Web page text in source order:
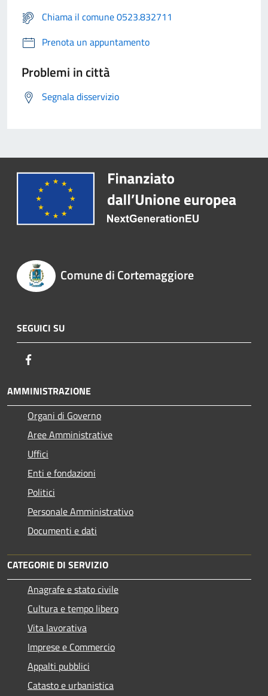
Chiama il comune 0523.832711
Prenota un appuntamento
Problemi in città
Segnala disservizio
Comune di Cortemaggiore
SEGUICI SU
AMMINISTRAZIONE
Organi di Governo
Aree Amministrative
Uffici
Enti e fondazioni
Politici
Personale Amministrativo
Documenti e dati
CATEGORIE DI SERVIZIO
Anagrafe e stato civile
Cultura e tempo libero
Vita lavorativa
Imprese e Commercio
Appalti pubblici
Catasto e urbanistica